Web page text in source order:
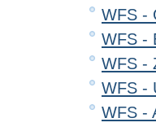
WFS -
WFS -
WFS -
WFS -
WFS -